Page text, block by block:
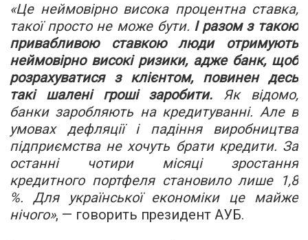
«Це неймовірно висока процентна ставка,
такої просто не може бути. І разом з такою
привабливою ставкою люди отримують
неймовірно високі ризики, адже банк, щоб
розрахуватися з клієнтом, повинен десь
такі шалені гроші заробити. Як відомо,
банки заробляють на кредитуванні. Але в
умовах дефляції і падіння виробництва
підприємства не хочуть брати кредити. За
останні чотири місяці зростання
кредитного портфеля становило лише 1,8
%. Для української економіки це майже
нічого», — говорить президент АУБ.